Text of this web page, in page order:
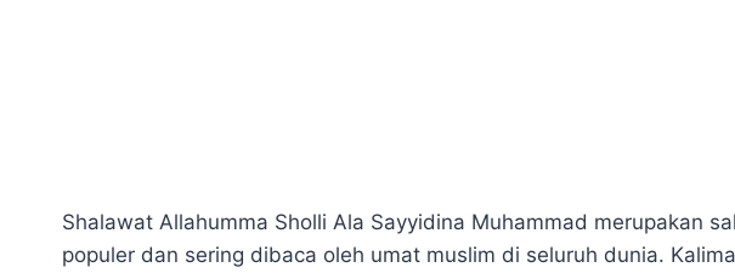
Shalawat Allahumma Sholli Ala Sayyidina Muhammad merupakan
populer dan sering dibaca oleh umat muslim di seluruh dunia.